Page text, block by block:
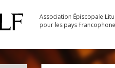
Association Épiscopale
pour les pays